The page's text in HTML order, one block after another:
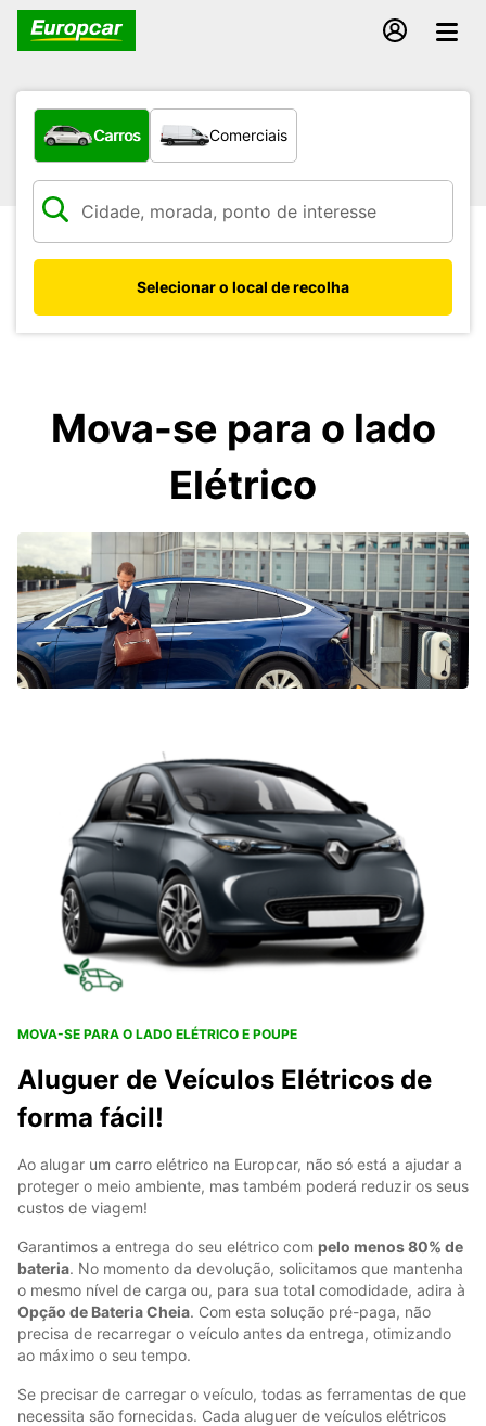
Que tipo de veículo pretende?
Carros Comerciais
Selecionar o local de recolha
Mova-se para o lado
Elétrico
MOVA-SE PARA O LADO ELÉTRICO E POUPE
Aluguer de Veículos Elétricos de
forma fácil!
Ao alugar um carro elétrico na Europcar, não só está a ajudar a
proteger o meio ambiente, mas também poderá reduzir os seus
custos de viagem!
Garantimos a entrega do seu elétrico com pelo menos 80% de
bateria. No momento da devolução, solicitamos que mantenha
o mesmo nível de carga ou, para sua total comodidade, adira à
Opção de Bateria Cheia. Com esta solução pré-paga, não
precisa de recarregar o veículo antes da entrega, otimizando
ao máximo o seu tempo.
Se precisar de carregar o veículo, todas as ferramentas de que
necessita são fornecidas. Cada aluguer de veículos elétricos